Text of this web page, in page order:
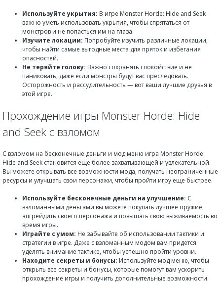
Используйте укрытия: В игре Monster Horde: Hide and Seek
важно уметь использовать укрытия, чтобы спрятаться от
монстров и не попасться им на глаза.
Изучите локации: Попробуйте изучить различные локации,
чтобы найти самые выгодные места для пряток и избегания
опасностей.
Не теряйте голову: Важно сохранять спокойствие и не
паниковать, даже если монстры будут вас преследовать.
Осторожность и рассудительность — вот ваши лучшие друзья в
этой игре.
Прохождение игры Monster Horde: Hide
and Seek с взломом
С взломом на бесконечные деньги и мод меню игра Monster Horde:
Hide and Seek становится еще более захватывающей и увлекательной.
Вы можете открывать все возможности мода, получать неограниченные
ресурсы и улучшать свои персонажи, чтобы пройти игру еще быстрее.
Используйте бесконечные деньги на улучшение: С
взломанными деньгами вы можете покупать лучшее оружие,
апгрейдить своего персонажа и повышать свою выживаемость во
время игры.
Играйте с умом: Не забывайте об использовании тактики и
стратегии в игре. Даже с взломанным модом вам придется
уделять внимание тактике, чтобы успешно пройти уровни.
Находите секреты и бонусы: Используйте мод меню, чтобы
открыть все секреты и бонусы, которые помогут вам ускорить
прохождение игры и получить дополнительные возможности.